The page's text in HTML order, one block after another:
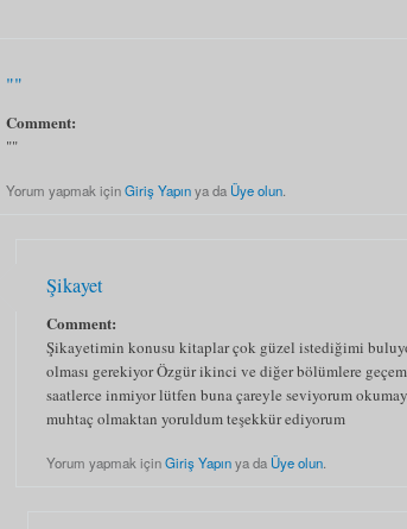
""
Comment:
""
Yorum yapmak içinGiriş Yapınya da Üye olun
Şikayet
Comment:
Şikayetimin konusu kitaplar çok güzel istediğimi
olması gerekiyor Özgür ikinci ve diğer bölümlere
saatlerce inmiyor lütfen buna çareyle seviyorum
muhtaç olmaktan yoruldum teşekkür ediyorum
Yorum yapmak içinGiriş Yapınya da Üye olun